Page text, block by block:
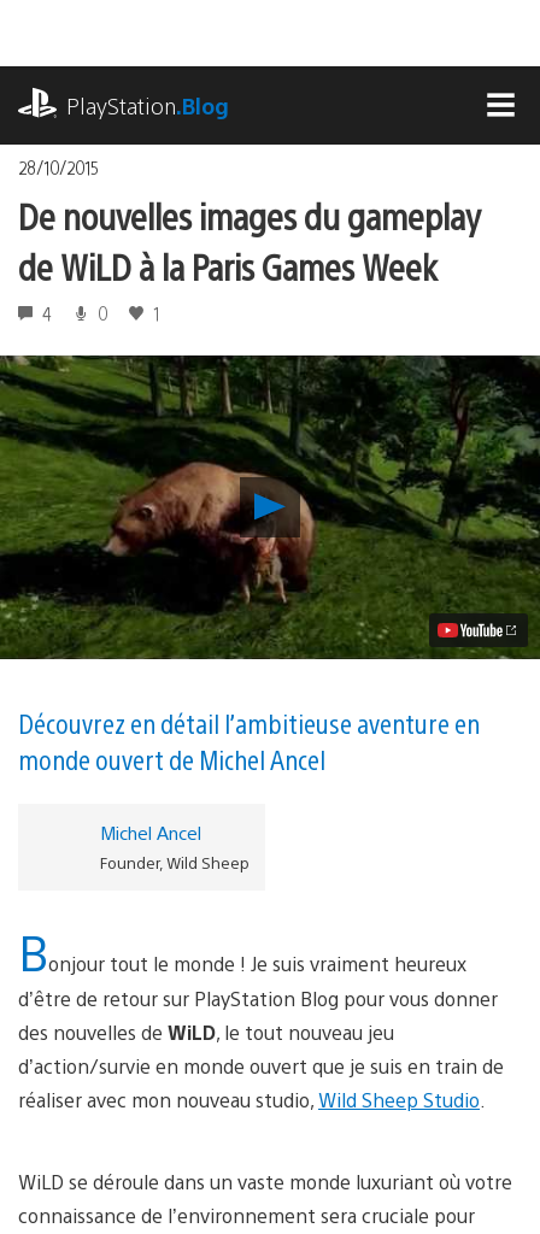
contenu
PlayStation.Blog
28/10/2015
De nouvelles images du gameplay
de WiLD à la Paris Games Week
4 0 1
Lancer
la
vidéo
De
nouvelles
images
du
gameplay
à
la
Paris
Découvrez en détail l’ambitieuse aventure en
monde ouvert de Michel Ancel
Michel Ancel
Founder, Wild Sheep
Bonjour tout le monde ! Je suis vraiment heureux
d’être de retour sur PlayStation Blog pour vous donner
des nouvelles de WiLD, le tout nouveau jeu
d’action/survie en monde ouvert que je suis en train de
réaliser avec mon nouveau studio,Wild Sheep Studio
WiLD se déroule dans un vaste monde luxuriant où votre
connaissance de l’environnement sera cruciale pour